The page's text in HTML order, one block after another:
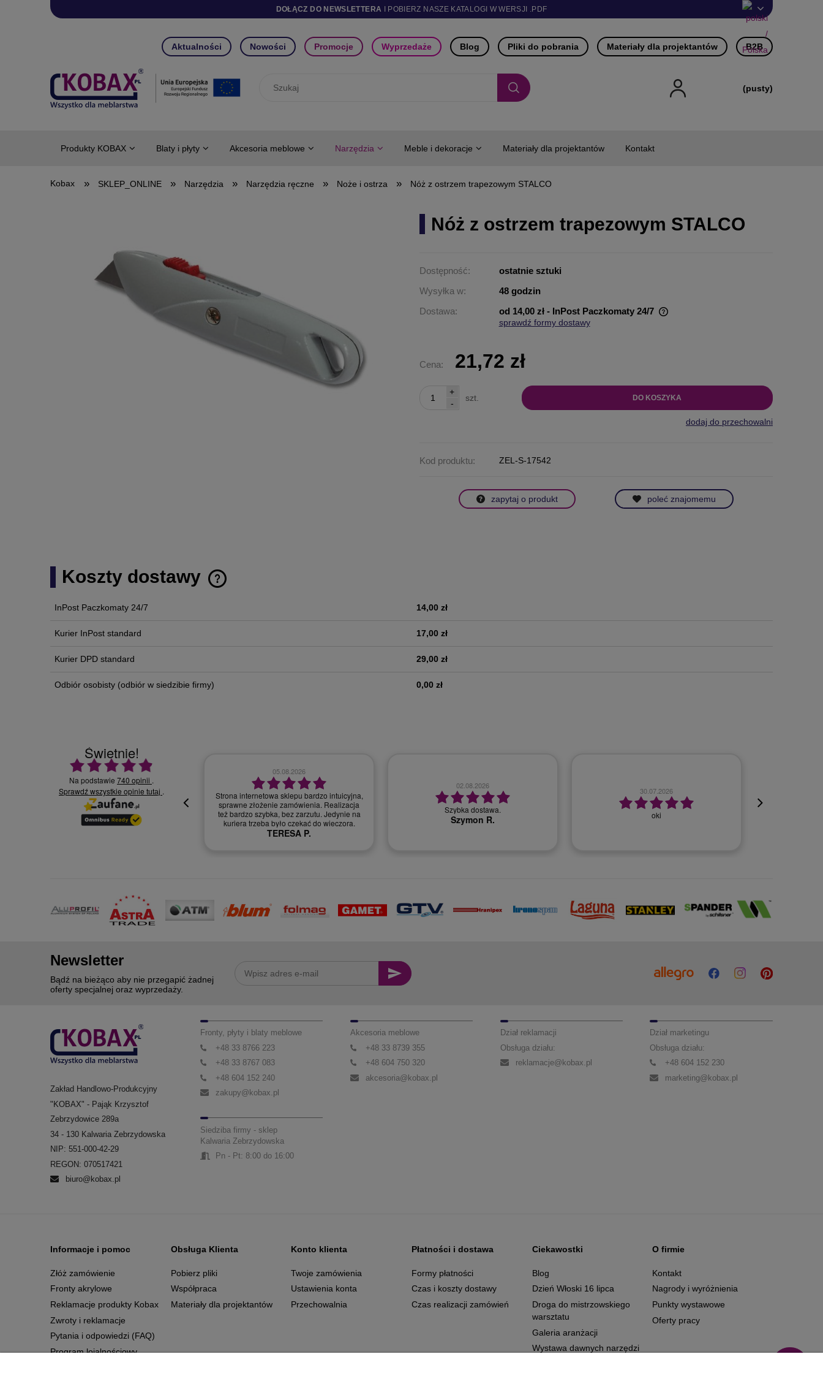
DOŁĄCZ DO NEWSLETTERA I POBIERZ NASZE KATALOGI W WERSJI .PDF
Aktualności Nowości Promocje Wyprzedaże Blog Pliki do pobrania Materiały dla projektantów B2B
(pusty)
Produkty KOBAX Blaty i płyty Akcesoria meblowe Narzędzia Meble i dekoracje Materiały dla projektantów Kontakt
» SKLEP_ONLINE » Narzędzia » Narzędzia ręczne » Noże i ostrza » Nóż z ostrzem trapezowym STALCO
Nóż z ostrzem trapezowym STALCO
Dostępność:
ostatnie sztuki
Wysyłka w:
48 godzin
Dostawa:
od 14,00 zł - InPost Paczkomaty 24/7
sprawdź formy dostawy
Cena: 21,72 zł
-
+
szt. DO KOSZYKA
dodaj do przechowalni
Kod produktu: ZEL-S-17542
zapytaj o produkt poleć znajomemu
Koszty dostawy
InPost Paczkomaty 24/7 14,00 zł
Kurier InPost standard 17,00 zł
Kurier DPD standard 29,00 zł
Odbiór osobisty (odbiór w siedzibie firmy) 0,00 zł
Świetnie!
Ocena średnia 4.9 na 5
Na podstawie 740 opinii .
Sprawdź wszystkie opinie tutaj .
30.07.2026
oki
30.07.2026
Wszystko super, miła i profesjonalna
obsługa.
bardzo dobry kontakt, szybka realizacja
zamówienia
Monika T.
23.07.2026
Szybko, bezproblemowo.
Newsletter
Bądź na bieżąco aby nie przegapić żadnej
oferty specjalnej oraz wyprzedaży.
Zakład Handlowo-Produkcyjny
"KOBAX" - Pająk Krzysztof
Zebrzydowice 289a
34 - 130 Kalwaria Zebrzydowska
NIP: 551-000-42-29
REGON: 070517421
biuro@kobax.pl
Fronty, płyty i blaty meblowe
+48 33 8766 223
+48 33 8767 083
+48 604 152 240
zakupy@kobax.pl
Siedziba firmy - sklep
Kalwaria Zebrzydowska
Pn - Pt: 8:00 do 16:00
Akcesoria meblowe
+48 33 8739 355
+48 604 750 320
akcesoria@kobax.pl
Dział reklamacji
Obsługa działu:
reklamacje@kobax.pl
Dział marketingu
Obsługa działu:
+48 604 152 230
marketing@kobax.pl
Informacje i pomoc
Złóż zamówienie
Fronty akrylowe
Reklamacje produkty Kobax
Zwroty i reklamacje
Pytania i odpowiedzi (FAQ)
Program lojalnościowy
Obsługa Klienta
Pobierz pliki
Współpraca
Materiały dla projektantów
Konto klienta
Twoje zamówienia
Ustawienia konta
Przechowalnia
Płatności i dostawa
Formy płatności
Czas i koszty dostawy
Czas realizacji zamówień
Ciekawostki
Blog
Dzień Włoski 16 lipca
Droga do mistrzowskiego
warsztatu
Galeria aranżacji
Wystawa dawnych narzędzi
O firmie
Kontakt
Nagrody i wyróżnienia
Punkty wystawowe
Oferty pracy